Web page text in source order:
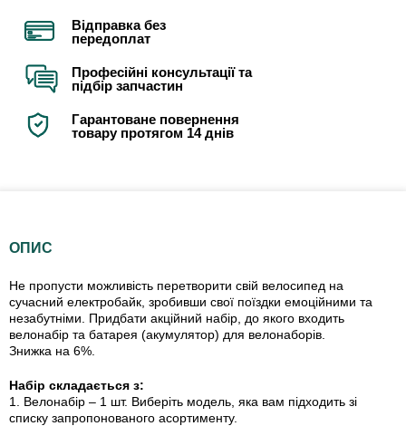
Відправка без
передоплат
Професійні консультації та
підбір запчастин
Гарантоване повернення
товару протягом 14 днів
ОПИС
Не пропусти можливість перетворити свій велосипед на
сучасний електробайк, зробивши свої поїздки емоційними та
незабутніми. Придбати акційний набір, до якого входить
велонабір та батарея (акумулятор) для велонаборів.
Знижка на 6%.
Набір складається з:
1. Велонабір – 1 шт. Виберіть модель, яка вам підходить зі
списку запропонованого асортименту.